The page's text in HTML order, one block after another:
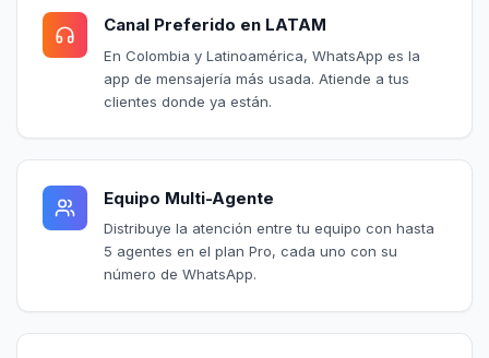
Canal Preferido en LATAM
En Colombia y Latinoamérica, WhatsApp es la
app de mensajería más usada. Atiende a tus
clientes donde ya están.
Equipo Multi-Agente
Distribuye la atención entre tu equipo con hasta
5 agentes en el plan Pro, cada uno con su
número de WhatsApp.